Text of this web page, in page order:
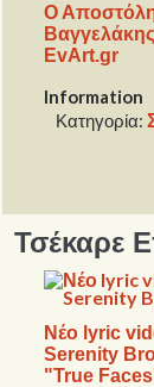
Ο
EvArt.gr
Information
Κατηγορία:
Τσέκαρε
Νέο lyric
Serenity
"True